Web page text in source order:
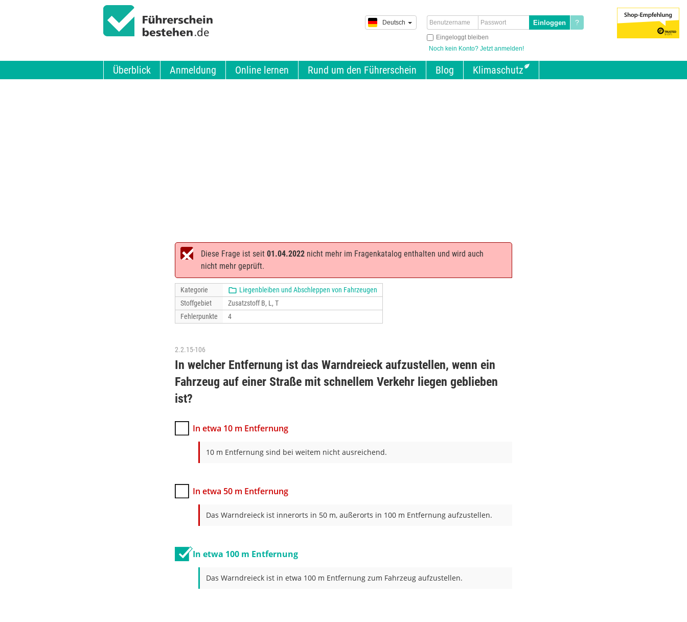
?
Eingeloggt bleiben
Noch kein Konto? Jetzt anmelden!
Deutsch
Überblick Anmeldung Online lernen Rund um den Führerschein Blog Klimaschutz
Diese Frage ist seit 01.04.2022 nicht mehr im Fragenkatalog enthalten und wird auch
nicht mehr geprüft.
Kategorie
Liegenbleiben und Abschleppen von Fahrzeugen
Stoffgebiet
Zusatzstoff B, L, T
Fehlerpunkte
4
2.2.15-106
In welcher Entfernung ist das Warndreieck aufzustellen, wenn ein
Fahrzeug auf einer Straße mit schnellem Verkehr liegen geblieben
ist?
In etwa 10 m Entfernung
10 m Entfernung sind bei weitem nicht ausreichend.
In etwa 50 m Entfernung
Das Warndreieck ist innerorts in 50 m, außerorts in 100 m Entfernung aufzustellen.
In etwa 100 m Entfernung
Das Warndreieck ist in etwa 100 m Entfernung zum Fahrzeug aufzustellen.